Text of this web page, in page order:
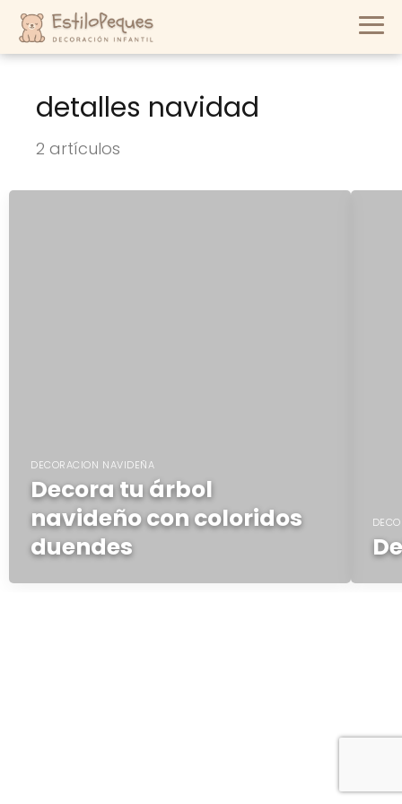
detalles navidad
2 artículos
DECORACION NAVIDEÑA
Decora tu árbol
navideño con coloridos
duendes